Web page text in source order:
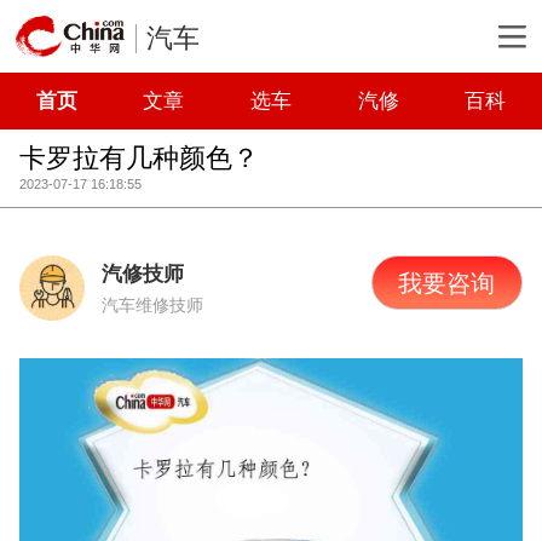
汽车
首页 文章 选车 汽修 百科
卡罗拉有几种颜色？
2023-07-17 16:18:55
汽修技师
汽车维修技师
我要咨询